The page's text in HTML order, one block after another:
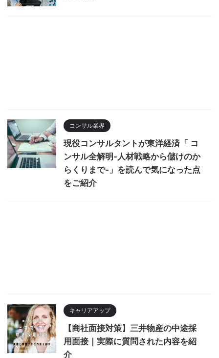
コンサル業界
現役コンサルタントが東洋経済「 コ
ンサル全解明-人材戦略から儲けのか
らくりまで-」を読んで気になった点
をご紹介
キャリアアップ
【商社面接対策】三井物産の中途採
用面接｜実際に質問された内容を紹
介